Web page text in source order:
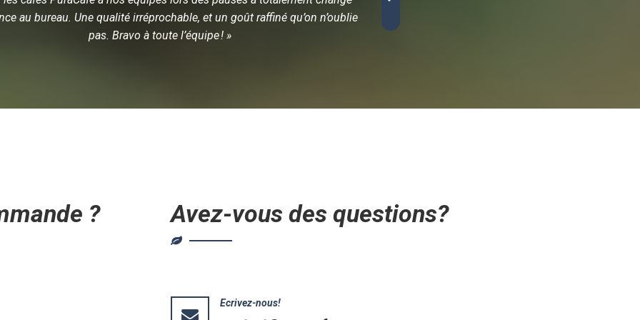
au bureau. Une qualité irréprochable, et un goût raffiné qu’on n’oublie
pas. Bravo à toute l’équipe ! »
? Avez-vous des questions?
Ecrivez-nous!